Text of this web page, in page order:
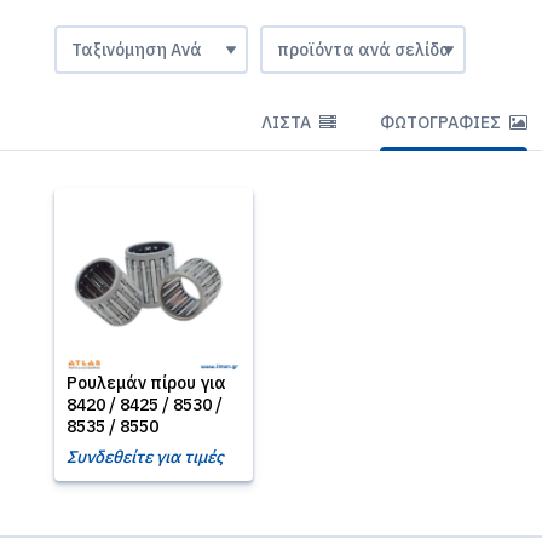
ΛΊΣΤΑ ΦΩΤΟΓΡΑΦΊΕΣ
Ρουλεμάν πίρου για
8420 / 8425 / 8530 /
8535 / 8550
Συνδεθείτε για τιμές